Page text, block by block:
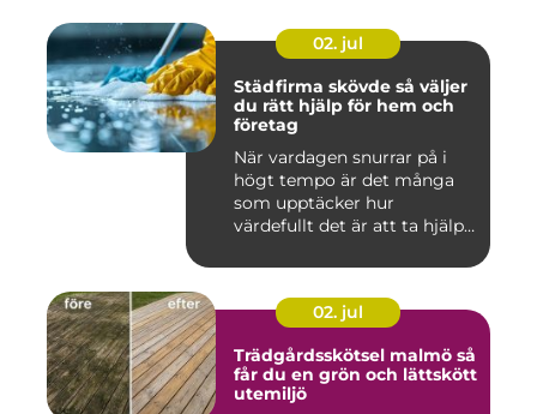
02. jul
Städfirma skövde så väljer
du rätt hjälp för hem och
företag
När vardagen snurrar på i
högt tempo är det många
som upptäcker hur
värdefullt det är att ta hjälp
02. jul
Trädgårdsskötsel malmö så
får du en grön och lättskött
utemiljö